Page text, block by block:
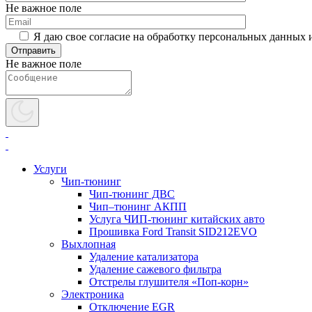
Не важное поле
Я даю свое согласие на обработку персональных данных
Не важное поле
Услуги
Чип-тюнинг
Чип-тюнинг ДВС
Чип–тюнинг АКПП
Услуга ЧИП-тюнинг китайских авто
Прошивка Ford Transit SID212EVO
Выхлопная
Удаление катализатора
Удаление сажевого фильтра
Отстрелы глушителя «Поп-корн»
Электроника
Отключение EGR